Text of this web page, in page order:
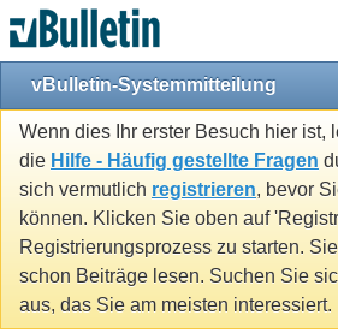
vBulletin-Systemmitteilung
Wenn dies Ihr erster Besuch hier ist,
die Hilfe - Häufig gestellte Fragen
sich vermutlich registrieren, bevor
können. Klicken Sie oben auf
Registrierungsprozess zu starten.
schon Beiträge lesen. Suchen Sie
aus, das Sie am meisten interessiert.